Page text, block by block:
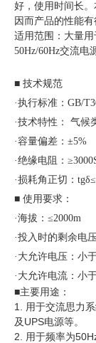
好，使用时间长
因而产品的性能有
适用范围：大量
50Hz/60Hz交流电
■ 技术规范
·执行标准：GB/
·技术特性： 气候
·容量偏差：±5%
·绝缘电阻：
·损耗角正切：
■ 使用要求：
·海拔：≤2000m
·投入时的剩余电
·大允许电压：小
·大允许电流：小
■主要用途：
1. 用于交流思力
及UPS电源等。
2. 用于频率为